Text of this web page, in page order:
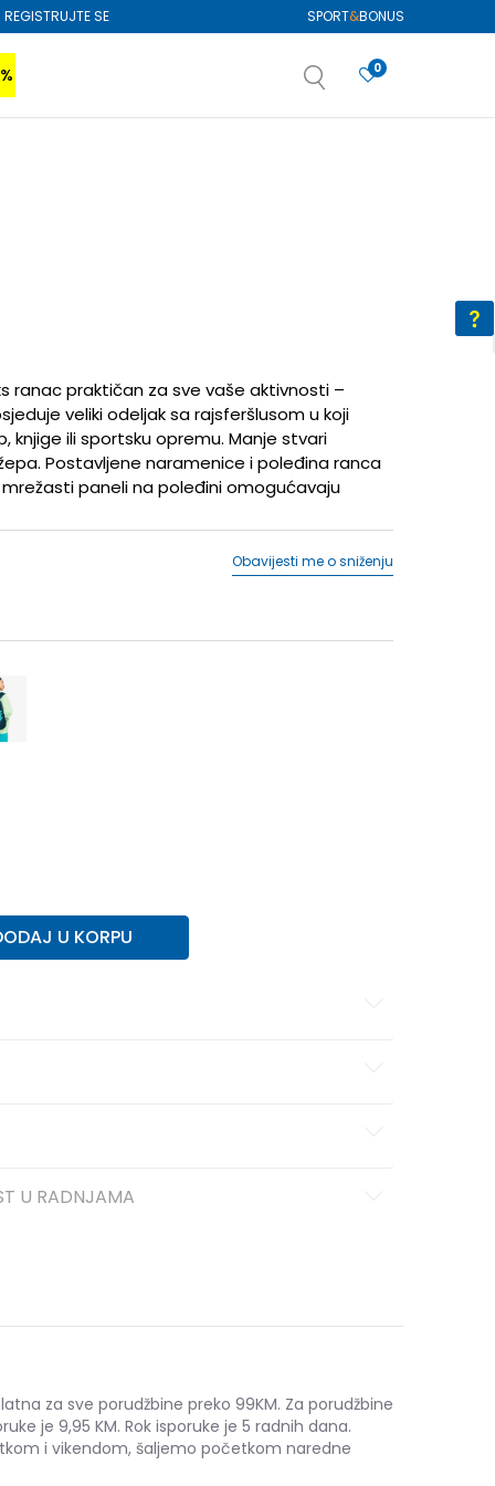
SPORT&BONUS
REGISTRUJTE SE
0
ranac praktičan za sve vaše aktivnosti –
veliki odeljak sa rajsferšlusom u koji
ili sportsku opremu. Manje stvari
Postavljene naramenice i poleđina ranca
paneli na poleđini omogućavaju
Obavijesti me o sniženju
U KORPU
U RADNJAMA
za sve porudžbine preko 99KM. Za porudžbine
je 9,95 KM. Rok isporuke je 5 radnih dana.
i vikendom, šaljemo početkom naredne